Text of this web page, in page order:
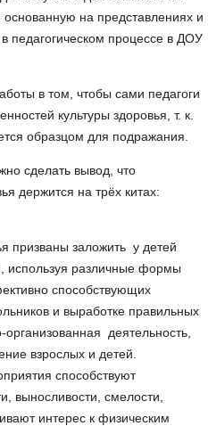
на представлениях и
педагогическом процессе в ДОУ
в том, чтобы сами педагоги
культуры здоровья, т. к.
образцом для подражания.
сделать вывод, что
держится на трёх китах:
призваны заложить у детей
используя различные формы
способствующих
и выработке правильных
деятельность,
взрослых и детей.
способствуют
выносливости, смелости,
интерес к физическим